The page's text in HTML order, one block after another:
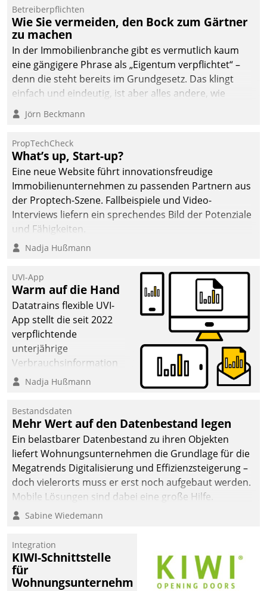
Datatrain ermöglicht
automatisiert ausgelöste,
zielgerichtete
Mieterbefragungen – eine
starke Grundlage für
intelligente,
Entscheidungen.
Betreiberpflichten
Wie Sie vermeiden, den Bock zum Gärtner
zu machen
In der Immobilienbranche gibt es vermutlich kaum
eine gängigere Phrase als „Eigentum verpflichtet“ –
denn die steht bereits im Grundgesetz. Das klingt
einfach und eindeutig, ist aber alles andere, wie
Branchenbeschäftigte wissen. Denn mit der
Verantwortung folgen Verpflichtungen.
Jörn Beckmann
PropTechCheck
What’s up, Start-up?
Eine neue Website führt innovationsfreudige
Immobilienunternehmen zu passenden Partnern aus
der Proptech-Szene. Fallbeispiele und Video-
Interviews liefern ein sprechendes Bild der Potenziale
und Fähigkeiten.
Nadja Hußmann
UVI-App
Warm auf die Hand
Datatrains flexible UVI-
App stellt die seit 2022
verpflichtende
unterjährige
Verbrauchsinformation
schnell, zuverlässig und
Die monatlichen
Mitteilungen zum
Heizungs- und
Wasserverbrauch gehen
automatisiert, vollständig
und auf Wunsch über
mehrere zuvor
Kommunikationswege bei
Nadja Hußmann
Bestandsdaten
Mehr Wert auf den Datenbestand legen
Ein belastbarer Datenbestand zu ihren Objekten
liefert Wohnungsunternehmen die Grundlage für die
Megatrends Digitalisierung und Effizienzsteigerung –
doch vielerorts muss er erst noch aufgebaut werden.
Mobile Lösungen sind dabei eine große Hilfe.
Sabine Wiedemann
Integration
KIWI-Schnittstelle
für
Wohnungsunternehmen